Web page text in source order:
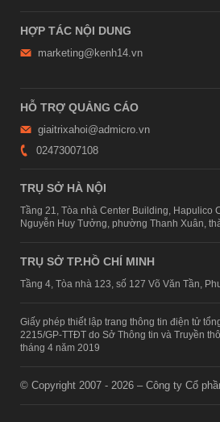
HỢP TÁC NỘI DUNG
marketing@kenh14.vn
HỖ TRỢ QUẢNG CÁO
giaitrixahoi@admicro.vn
02473007108
TRỤ SỞ HÀ NỘI
Tầng 21, Tòa nhà Center Building, Hapulico
Nguyễn Huy Tưởng, phường Thanh Xuân,
TRỤ SỞ TP.HỒ CHÍ MINH
Tầng 4, Tòa nhà 123, số 127 Võ Văn Tần,
Giấy phép thiết lập trang thông tin điện tử
2215/GP-TTĐT do Sở Thông tin và Truyền
tháng 4 năm 2019
© Copyright 2007 - 2026 – Công ty Cổ